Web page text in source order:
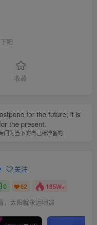
吧
收藏
for the future; it is
the present.
门为当下的自己所准备的
关注
0 62 185W+
，太阳就永远明媚